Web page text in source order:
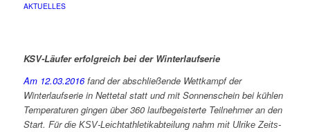
AKTUELLES
KSV-Läufer erfolgreich bei der Winterlaufserie
Am 12.03.2016fand der abschließende Wettkampf der
Winterlaufserie in Nettetal statt und mit Sonnenschein bei kühlen
Temperaturen gingen über 360 laufbegeisterte Teilnehmer an den
Start. Für die KSV-Leichtathletikabteilung nahm mit Ulrike Zeits-